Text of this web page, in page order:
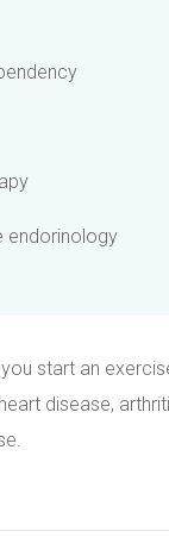
endorinology
start an
disease,